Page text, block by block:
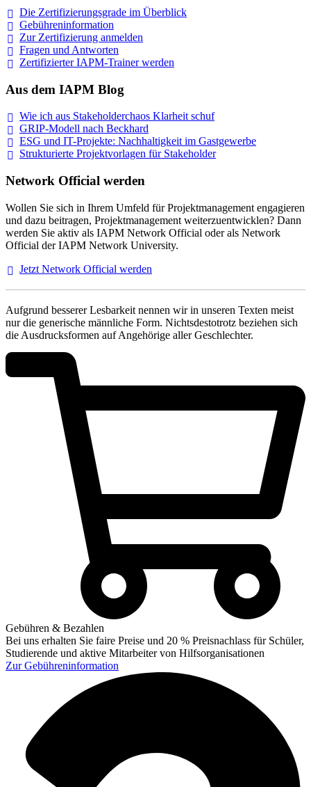
Die Zertifizierungsgrade im Überblick
Gebühreninformation
Zur Zertifizierung anmelden
Fragen und Antworten
Zertifizierter IAPM-Trainerwerden
Aus dem IAPM Blog
Wie ich aus Stakeholderchaos Klarheit schuf
GRIP-Modell nach Beckhard
ESG und IT-Projekte: Nachhaltigkeit im Gastgewerbe
Strukturierte Projektvorlagen für Stakeholder
Network Official werden
Wollen Sie sich in Ihrem Umfeld für Projektmanagement engagieren
und dazu beitragen, Projektmanagement weiterzuentwicklen? Dann
werden Sie aktiv als IAPM Network Official oder als Network
Official der IAPM Network University.
Jetzt Network Official werden
Aufgrund besserer Lesbarkeit nennen wir in unseren Texten meist
nur die generische männliche Form. Nichtsdestotrotz beziehen sich
die Ausdrucksformen auf Angehörige aller Geschlechter.
Gebühren & Bezahlen
Bei uns erhalten Sie faire Preise und 20 % Preisnachlass für Schüler,
Studierende und aktive Mitarbeiter von Hilfsorganisationen
ZurGebühreninformation